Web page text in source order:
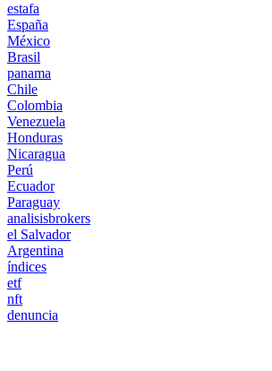
estafa
España
México
Brasil
panama
Chile
Colombia
Venezuela
Honduras
Nicaragua
Perú
Ecuador
Paraguay
analisisbrokers
el Salvador
Argentina
índices
etf
nft
denuncia